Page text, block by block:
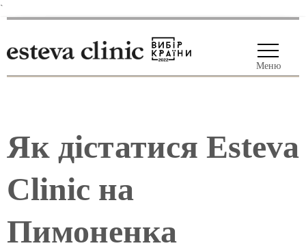
`
Меню
Як дістатися Esteva
Clinic на
Пимоненка